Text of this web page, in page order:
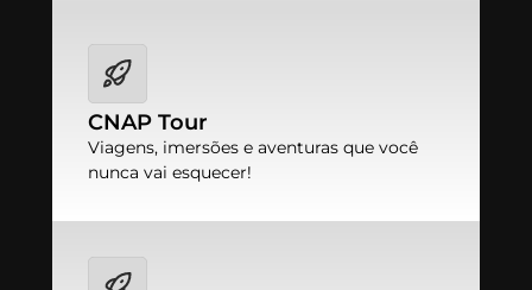
CNAP Tour
Viagens, imersões e aventuras que você
nunca vai esquecer!